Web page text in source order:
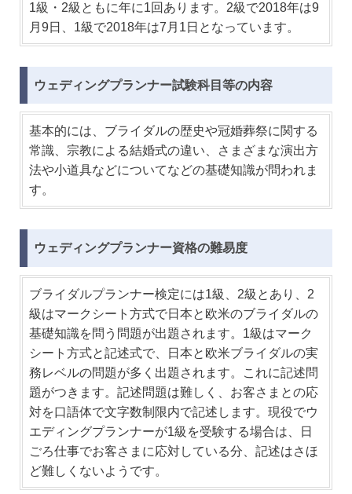
1級・2級ともに年に1回あります。2級で2018年は9
月9日、1級で2018年は7月1日となっています。
ウェディングプランナー試験科目等の内容
基本的には、ブライダルの歴史や冠婚葬祭に関する
常識、宗教による結婚式の違い、さまざまな演出方
法や小道具などについてなどの基礎知識が問われま
す。
ウェディングプランナー資格の難易度
ブライダルプランナー検定には1級、2級とあり、2
級はマークシート方式で日本と欧米のブライダルの
基礎知識を問う問題が出題されます。1級はマーク
シート方式と記述式で、日本と欧米ブライダルの実
務レベルの問題が多く出題されます。これに記述問
題がつきます。記述問題は難しく、お客さまとの応
対を口語体で文字数制限内で記述します。現役でウ
エディングプランナーが1級を受験する場合は、日
ごろ仕事でお客さまに応対している分、記述はさほ
ど難しくないようです。